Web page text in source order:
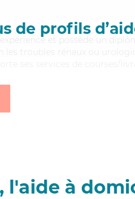
de profils
et possède un
les troubles rénaux ou
l'aide à